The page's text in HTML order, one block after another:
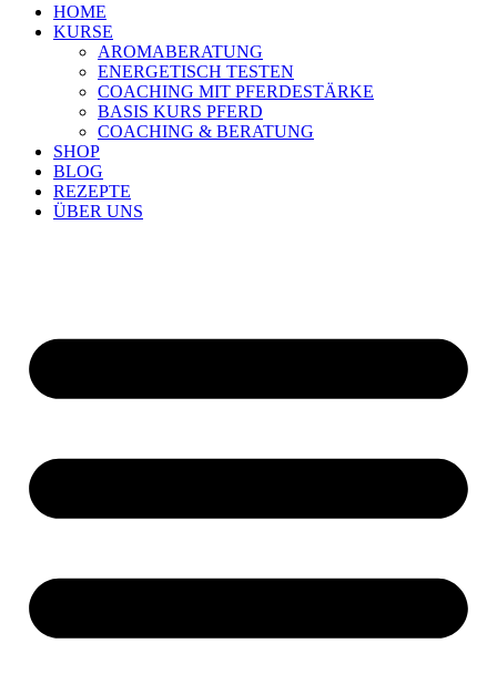
HOME
KURSE
AROMABERATUNG
ENERGETISCH TESTEN
COACHING MIT PFERDESTÄRKE
BASIS KURS PFERD
COACHING & BERATUNG
SHOP
BLOG
REZEPTE
ÜBER UNS